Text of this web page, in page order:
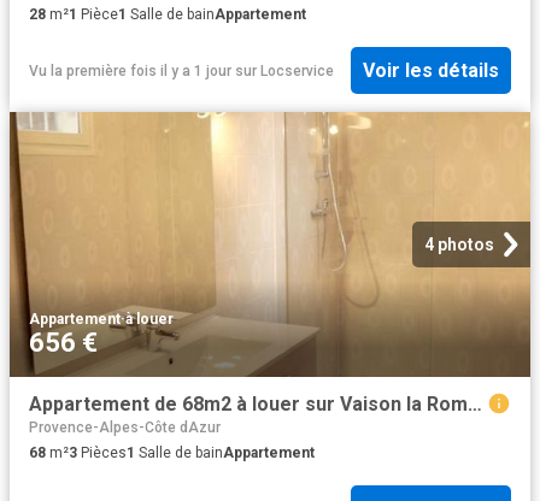
28 m²1 Pièce1 Salle de bainAppartement
Vu la première fois il y a 1 jour sur Locservice Voir les détails
4 photos
Appartement·à louer
656 €
Appartement de 68m2 à louer sur Vaison la Romaine
Provence-Alpes-Côte dAzur
68 m²3 Pièces1 Salle de bainAppartement